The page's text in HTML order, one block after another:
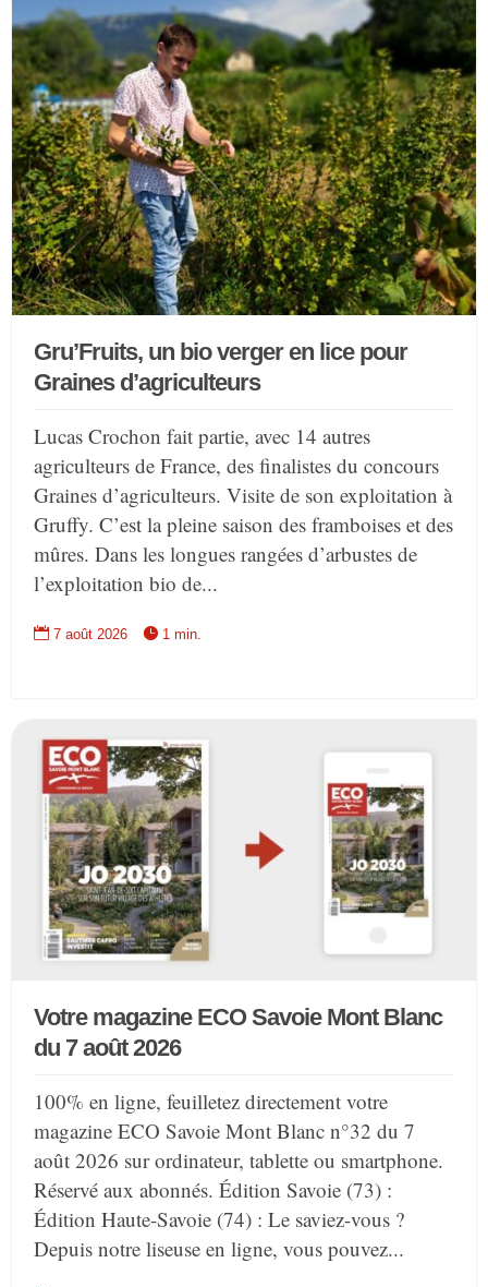
Gru’Fruits, un bio verger en lice pour
Graines d’agriculteurs
Lucas Crochon fait partie, avec 14 autres
agriculteurs de France, des finalistes du concours
Graines d’agriculteurs. Visite de son exploitation à
Gruffy. C’est la pleine saison des framboises et des
mûres. Dans les longues rangées d’arbustes de
l’exploitation bio de...
 7 août 2026  1 min.
Votre magazine ECO Savoie Mont Blanc
du 7 août 2026
100% en ligne, feuilletez directement votre
magazine ECO Savoie Mont Blanc n°32 du 7
août 2026 sur ordinateur, tablette ou smartphone.
Réservé aux abonnés. Édition Savoie (73) :
Édition Haute-Savoie (74) : Le saviez-vous ?
Depuis notre liseuse en ligne, vous pouvez...